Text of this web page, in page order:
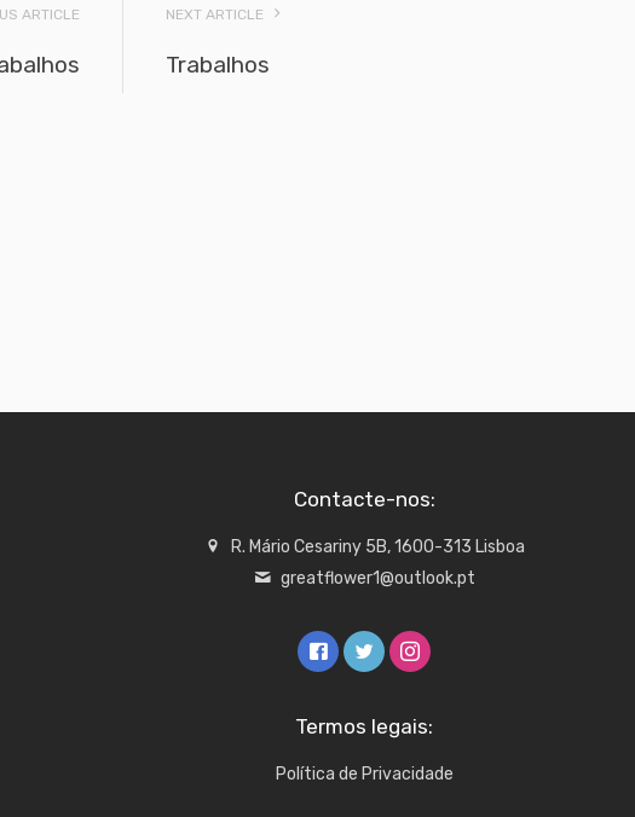
ARTICLE NEXT ARTICLE
Trabalhos
Contacte-nos:
R. Mário Cesariny 5B, 1600-313 Lisboa
greatflower1@outlook.pt
Termos legais:
Política de Privacidade